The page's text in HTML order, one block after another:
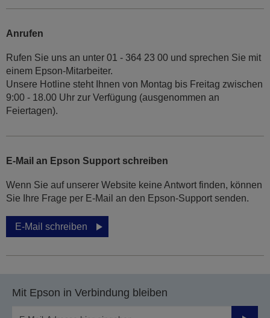
Anrufen
Rufen Sie uns an unter 01 - 364 23 00 und sprechen Sie mit
einem Epson-Mitarbeiter.
Unsere Hotline steht Ihnen von Montag bis Freitag zwischen
9:00 - 18.00 Uhr zur Verfügung (ausgenommen an
Feiertagen).
E-Mail an Epson Support schreiben
Wenn Sie auf unserer Website keine Antwort finden, können
Sie Ihre Frage per E-Mail an den Epson-Support senden.
E-Mail schreiben
Mit Epson in Verbindung bleiben